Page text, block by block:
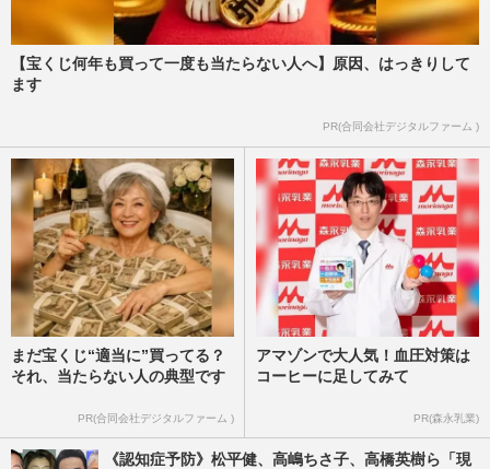
【宝くじ何年も買って一度も当たらない人へ】原因、はっきりして
ます
PR(合同会社デジタルファーム )
まだ宝くじ“適当に”買ってる？
それ、当たらない人の典型です
PR(合同会社デジタルファーム )
アマゾンで大人気！血圧対策は
コーヒーに足してみて
PR(森永乳業)
《認知症予防》松平健、高嶋ちさ子、高橋英樹ら「現